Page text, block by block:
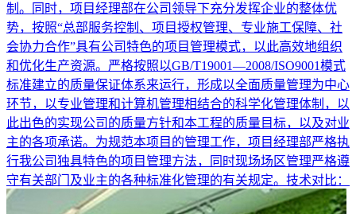
制。同时，项目经理部在公司领导下充分发挥企业的整体优
势，按照“总部服务控制、项目授权管理、专业施工保障、社
会协力合作”具有公司特色的项目管理模式，以此高效地组织
和优化生产资源。严格按照以GB/T19001—2008/ISO9001模式
标准建立的质量保证体系来运行，形成以全面质量管理为中心
环节，以专业管理和计算机管理相结合的科学化管理体制，以
此出色的实现公司的质量方针和本工程的质量目标，以及对业
主的各项承诺。为规范本项目的管理工作，项目经理部严格执
行我公司独具特色的项目管理方法，同时现场场区管理严格遵
守有关部门及业主的各种标准化管理的有关规定。技术对比：